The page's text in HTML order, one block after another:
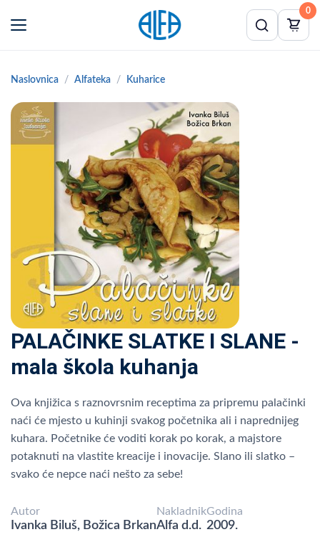
0
Naslovnica Alfateka Kuharice
PALAČINKE SLATKE I SLANE -
mala škola kuhanja
Ova knjižica s raznovrsnim receptima za pripremu palačinki
naći će mjesto u kuhinji svakog početnika ali i naprednijeg
kuhara. Početnike će voditi korak po korak, a majstore
potaknuti na vlastite kreacije i inovacije. Slano ili slatko –
svako će nepce naći nešto za sebe!
Autor
Ivanka Biluš, Božica Brkan
Nakladnik
Alfa d.d.
Godina
2009.